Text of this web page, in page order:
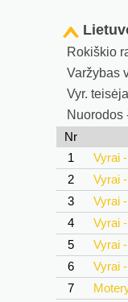
Rokiškio
Varžybas
Vyr.
Nuorodos
Nr
1
Vyrai
2
Vyrai
3
Vyrai
4
Vyrai
5
Vyrai
6
Vyrai
7